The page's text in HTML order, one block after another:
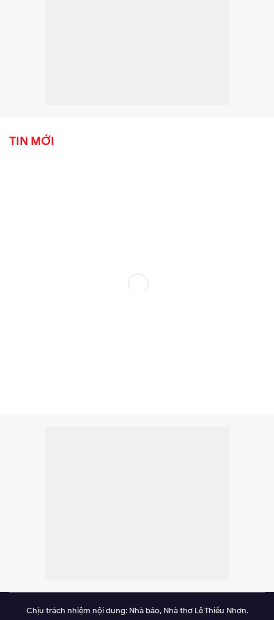
TIN MỚI
Chịu trách nhiệm nội dung: Nhà báo, Nhà thơ Lê Thiếu Nhơn.